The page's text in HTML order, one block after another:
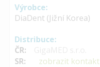
Výrobce:
DiaDent (Jižní Korea)
Distribuce:
ČR:
SR:
zobrazit kontakt